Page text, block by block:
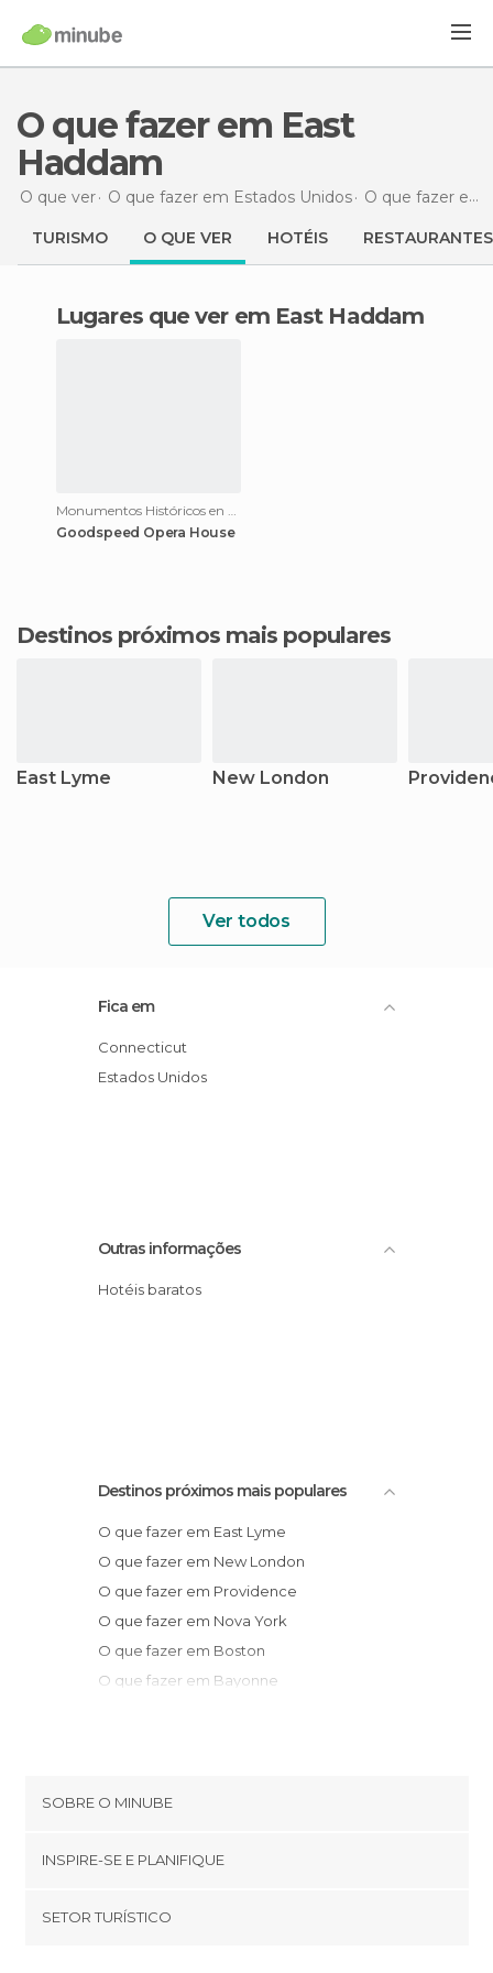
O que fazer em East
Haddam
O que ver O que fazer em Estados Unidos O que fazer em Connecticut
TURISMO O QUE VER HOTÉIS RESTAURANTES
Lugares que ver em East Haddam
Monumentos Históricos en East Haddam
Goodspeed Opera House
Destinos próximos mais populares
East Lyme New London
Ver todos
Fica em
Connecticut
Estados Unidos
Outras informações
Hotéis baratos
Destinos próximos mais populares
O que fazer em East Lyme
O que fazer em New London
O que fazer em Providence
O que fazer em Nova York
O que fazer em Boston
O que fazer em Bayonne
O que fazer em Eastham
O que fazer em Filadélfia
O que fazer em Portland
SOBRE O MINUBE
Términos e Condições
INSPIRE-SE E PLANIFIQUE
footer@item_discovertips_anchor
SETOR TURÍSTICO